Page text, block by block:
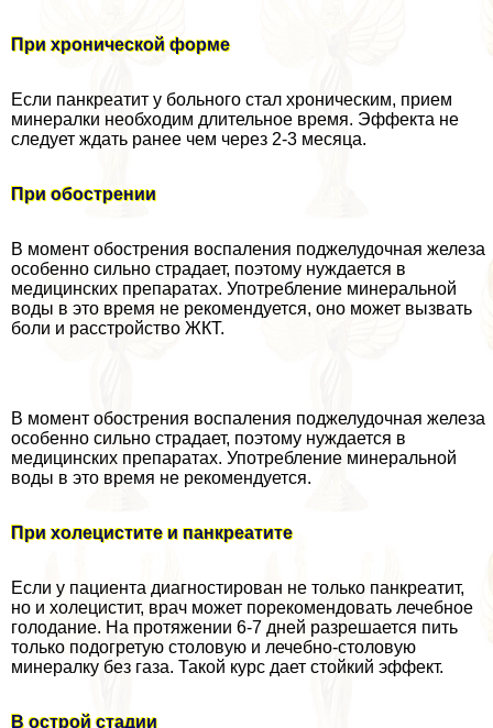
При хронической форме
Если панкреатит у больного стал хроническим, прием
минералки необходим длительное время. Эффекта не
следует ждать ранее чем через 2-3 месяца.
При обострении
В момент обострения воспаления поджелудочная железа
особенно сильно страдает, поэтому нуждается в
медицинских препаратах. Употрeбление минеральной
воды в это время не рекомендуется, оно может вызвать
боли и расстройство ЖКТ.
В момент обострения воспаления поджелудочная железа
особенно сильно страдает, поэтому нуждается в
медицинских препаратах. Употрeбление минеральной
воды в это время не рекомендуется.
При холецистите и панкреатите
Если у пациента диагностирован не только панкреатит,
но и холецистит, врач может порекомендовать лечебное
голодание. На протяжении 6-7 дней разрешается пить
только подогретую столовую и лечебно-столовую
минералку без газа. Такой курс дает стойкий эффект.
В острой стадии